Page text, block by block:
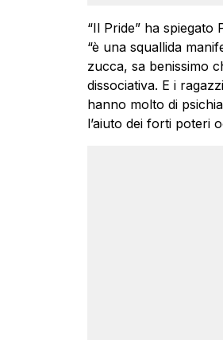
“Il Pride” ha
“è una squallida
zucca, sa benissimo
dissociativa. E i
hanno molto di
l’aiuto dei forti poteri